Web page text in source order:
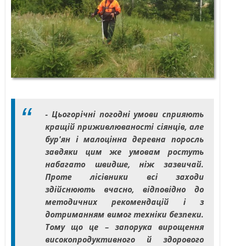
- Цьогорічні погодні умови сприяють
кращій приживлюваності сіянців, але
бур'ян і малоцінна деревна поросль
завдяки цим же умовам ростуть
набагато швидше, ніж зазвичай.
Проте лісівники всі заходи
здійснюють вчасно, відповідно до
методичних рекомендацій і з
дотриманням вимог техніки безпеки.
Тому що це – запорука вирощення
високопродуктивного й здорового